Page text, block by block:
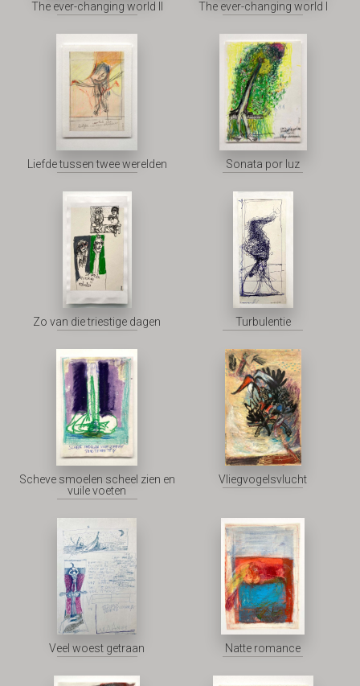
The ever-changing world II The ever-changing world I
Liefde tussen twee werelden Sonata por luz
Zo van die triestige dagen Turbulentie
Scheve smoelen scheel zien en
vuile voeten
Vliegvogelsvlucht
Veel woest getraan Natte romance